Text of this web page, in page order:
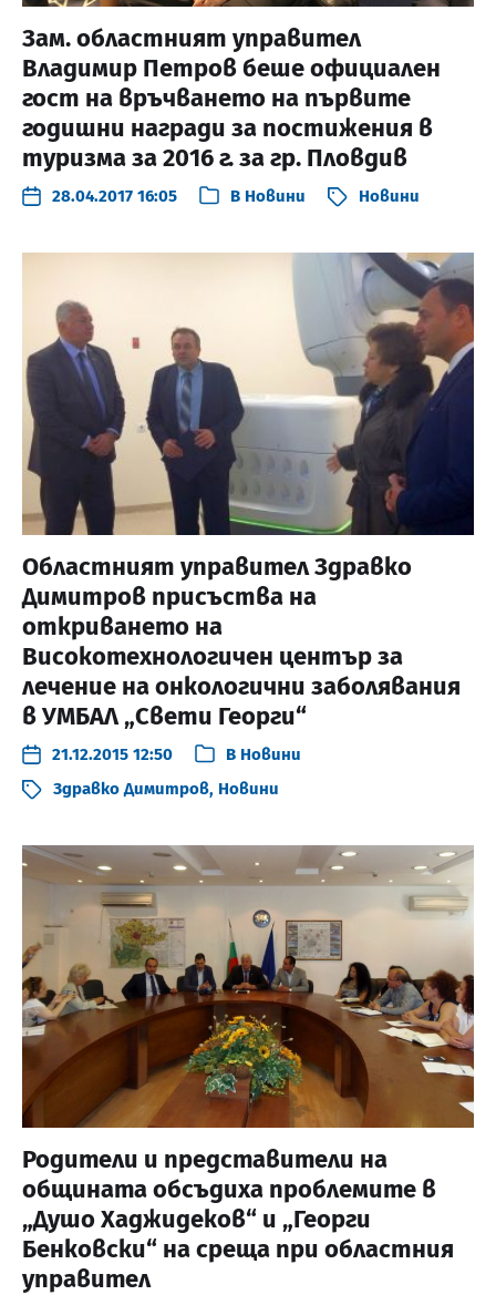
Зам. областният управител
Владимир Петров беше официален
гост на връчването на първите
годишни награди за постижения в
туризма за 2016 г. за гр. Пловдив
28.04.2017 16:05 В Новини Новини
Областният управител Здравко
Димитров присъства на
откриването на
Високотехнологичен център за
лечение на онкологични заболявания
в УМБАЛ „Свети Георги“
21.12.2015 12:50 В Новини
Здравко Димитров, Новини
Родители и представители на
общината обсъдиха проблемите в
„Душо Хаджидеков“ и „Георги
Бенковски“ на среща при областния
управител